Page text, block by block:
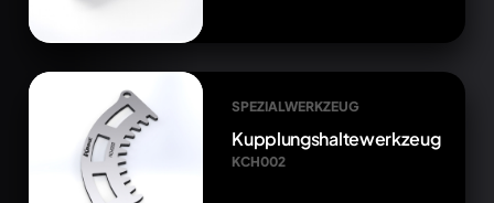
SPEZIALWERKZEUG
Kupplungshaltewerkzeug
KCH002